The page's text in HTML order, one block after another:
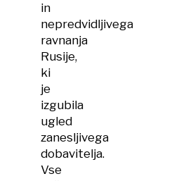
in
nepredvidljivega
ravnanja
Rusije,
ki
je
izgubila
ugled
zanesljivega
dobavitelja.
Vse